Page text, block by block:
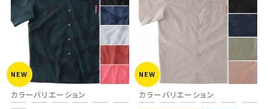
カラーバリエーション
NEW
カラーバリエーション
NEW